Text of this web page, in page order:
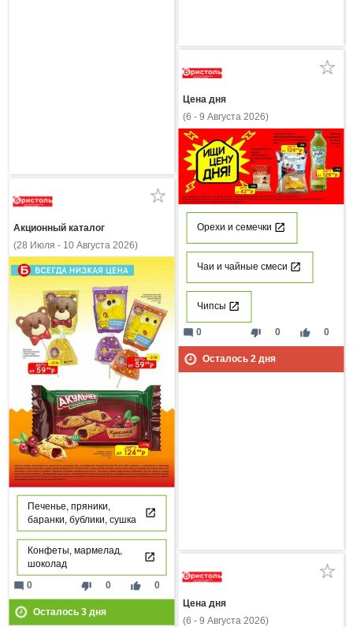
Цена дня
(6 - 9 Августа 2026)
Орехи и семечки
Чаи и чайные смеси
Чипсы
thumb_down 0 thumb_up 0
mode_comment 0
Осталось 2 дня
Акционный каталог
(28 Июля - 10 Августа 2026)
Печенье, пряники,
баранки, бублики, сушка
Конфеты, мармелад,
шоколад
thumb_down 0 thumb_up 0
mode_comment 0
Осталось 3дня
Цена дня
(6 - 9 Августа 2026)